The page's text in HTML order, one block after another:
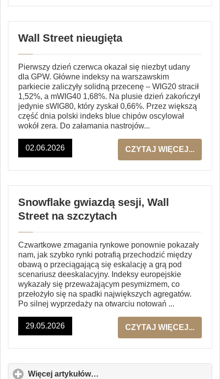
Wall Street nieugięta
Pierwszy dzień czerwca okazał się niezbyt udany
dla GPW. Główne indeksy na warszawskim
parkiecie zaliczyły solidną przecenę – WIG20 stracił
1,52%, a mWIG40 1,68%. Na plusie dzień zakończył
jedynie sWIG80, który zyskał 0,66%. Przez większą
część dnia polski indeks blue chipów oscylował
wokół zera. Do załamania nastrojów...
02.06.2026 CZYTAJ WIĘCEJ...
Snowflake gwiazdą sesji, Wall
Street na szczytach
Czwartkowe zmagania rynkowe ponownie pokazały
nam, jak szybko rynki potrafią przechodzić między
obawą o przeciągającą się eskalację a grą pod
scenariusz deeskalacyjny. Indeksy europejskie
wykazały się przeważającym pesymizmem, co
przełożyło się na spadki największych agregatów.
Po silnej wyprzedaży na otwarciu notowań ...
29.05.2026 CZYTAJ WIĘCEJ...
Więcej artykułów…